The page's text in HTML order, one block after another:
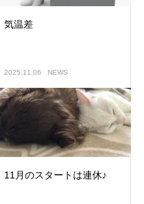
気温差
2025.11.06 NEWS
11月のスタートは連休♪